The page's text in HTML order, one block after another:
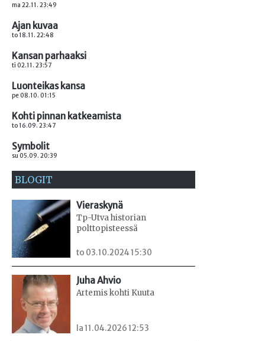
ma 22.11. 23:49
Ajan kuvaa
to 18.11. 22:48
Kansan parhaaksi
ti 02.11. 23:57
Luonteikas kansa
pe 08.10. 01:15
Kohti pinnan katkeamista
to 16.09. 23:47
Symbolit
su 05.09. 20:39
BLOGIT
Vieraskynä
Tp-Utva historian
polttopisteessä
to 03.10.2024 15:30
Juha Ahvio
Artemis kohti Kuuta
la 11.04.2026 12:53